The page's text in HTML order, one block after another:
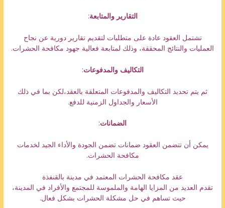
التقارير والمتابعة:
تشتمل العقود عادة على متطلبات لتقديم تقارير دورية عن نجاح
العمليات والنتائج المحققة، وذلك لمتابعة فعالية جهود مكافحة الحشرات.
التكاليف والمدفوعات:
ثم يتم تحديد التكاليف والمدفوعات المتعلقة بالعقد،لكن بما في ذلك
الأسعار والجداول الزمنية للدفع.
الضمانات:
يمكن أن تتضمن العقود ضمانات تضمن الجودة والأداء الجيد لخدمات
مكافحة الحشرات.
عقد مكافحة الحشرات المعتمد في مدينة بالقنفذة
تقدم العديد من المزايا الهامة والملموسة للمجتمع والأفراد في المدينة،
حيث تساهم في حل مشكلة الحشرات بشكل فعال.